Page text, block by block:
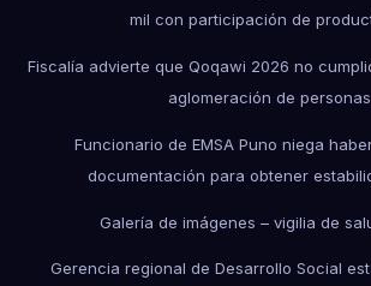
mil con participación de
Fiscalía advierte que Qoqawi 2026 no
aglomeración de personas
Funcionario de EMSA Puno niega
documentación para obtener
Galería de imágenes – vigilia de
Gerencia regional de Desarrollo Social